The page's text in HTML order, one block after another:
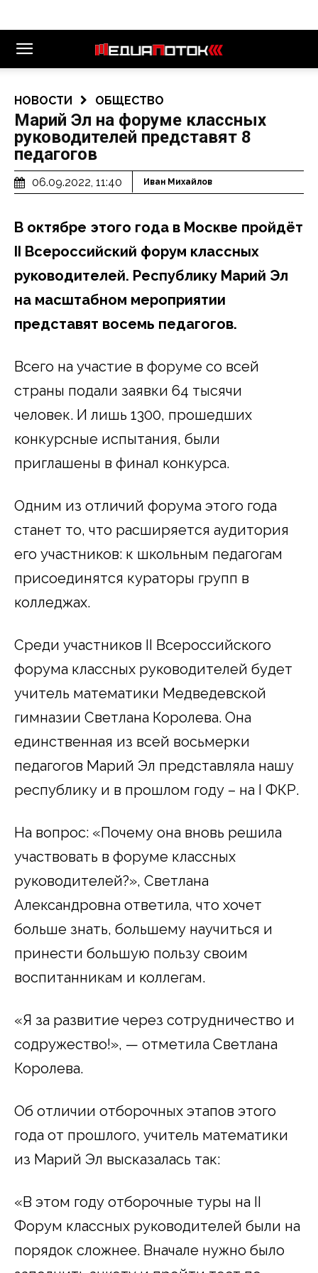
НОВОСТИ ОБЩЕСТВО
Марий Эл на форуме классных
руководителей представят 8
педагогов
06.09.2022, 11:40 Иван Михайлов
В октябре этого года в Москве пройдёт
II Всероссийский форум классных
руководителей. Республику Марий Эл
на масштабном мероприятии
представят восемь педагогов.
Всего на участие в форуме со всей
страны подали заявки 64 тысячи
человек. И лишь 1300, прошедших
конкурсные испытания, были
приглашены в финал конкурса.
Одним из отличий форума этого года
станет то, что расширяется аудитория
его участников: к школьным педагогам
присоединятся кураторы групп в
колледжах.
Среди участников II Всероссийского
форума классных руководителей будет
учитель математики Медведевской
гимназии Светлана Королева. Она
единственная из всей восьмерки
педагогов Марий Эл представляла нашу
республику и в прошлом году – на I ФКР.
На вопрос: «Почему она вновь решила
участвовать в форуме классных
руководителей?», Светлана
Александровна ответила, что хочет
больше знать, большему научиться и
принести большую пользу своим
воспитанникам и коллегам.
«Я за развитие через сотрудничество и
содружество!», — отметила Светлана
Королева.
Об отличии отборочных этапов этого
года от прошлого, учитель математики
из Марий Эл высказалась так:
«В этом году отборочные туры на II
Форум классных руководителей были на
порядок сложнее. Вначале нужно было